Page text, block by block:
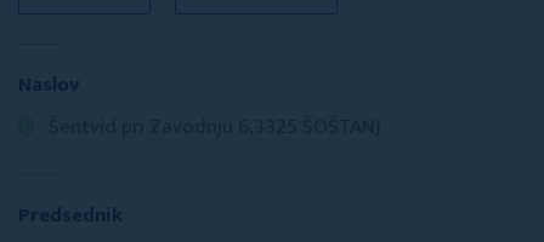
Naslov
Predsednik